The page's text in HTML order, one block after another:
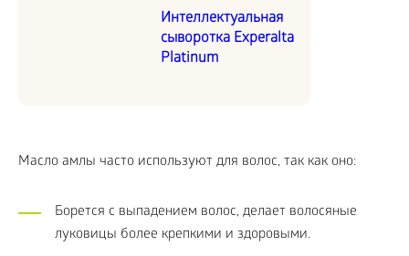
Интеллектуальная
сыворотка Experalta
Platinum
Масло амлы часто используют для волос, так как оно:
Борется с выпадением волос, делает волосяные
луковицы более крепкими и здоровыми.